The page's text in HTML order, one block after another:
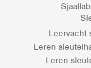
Leervacht
Leren
Leren